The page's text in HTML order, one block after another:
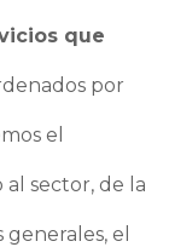
que
por
el
sector, de la
el